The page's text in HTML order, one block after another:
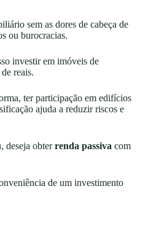
sem as dores de cabeça de
ou burocracias.
investir em imóveis de
reais.
ter participação em edifícios
ajuda a reduzir riscos e
deseja obterrenda passiva com
de um investimento